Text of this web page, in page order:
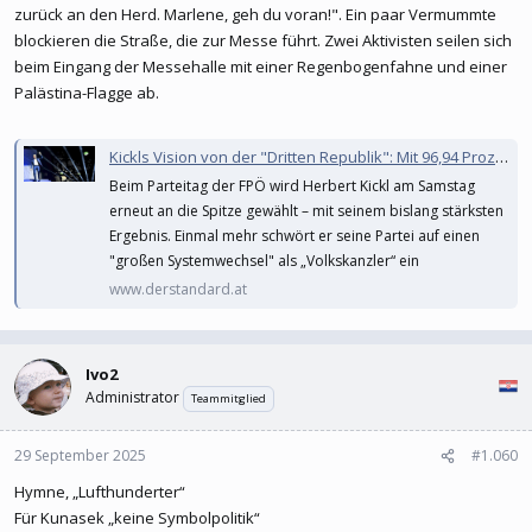
zurück an den Herd. Marlene, geh du voran!". Ein paar Vermummte
blockieren die Straße, die zur Messe führt. Zwei Aktivisten seilen sich
beim Eingang der Messehalle mit einer Regenbogenfahne und einer
Palästina-Flagge ab.
Kickls Vision von der "Dritten Republik": Mit 96,94 Prozent als FPÖ-Chef bestätigt
Beim Parteitag der FPÖ wird Herbert Kickl am Samstag
erneut an die Spitze gewählt – mit seinem bislang stärksten
Ergebnis. Einmal mehr schwört er seine Partei auf einen
"großen Systemwechsel" als „Volkskanzler“ ein
www.derstandard.at
Ivo2
Administrator Teammitglied
29 September 2025 #1.060
Hymne, „Lufthunderter“
Für Kunasek „keine Symbolpolitik“